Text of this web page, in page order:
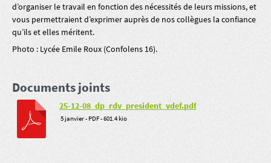
d’organiser le travail en fonction des nécessités de leurs missions, et
vous permettraient d’exprimer auprès de nos collègues la confiance
qu’ils et elles méritent.
Photo : Lycée Emile Roux (Confolens 16).
Documents joints
25-12-08_dp_rdv_president_vdef.pdf
5 janvier- PDF-601.4 kio